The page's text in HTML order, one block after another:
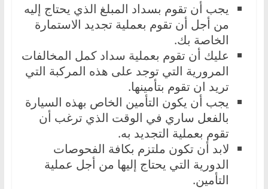
يجب أن تقوم بسداد المبلغ الذي يحتاج إليه
من أجل أن تقوم بعملية تجديد الاستمارة
الخاصة بك.
عليك أن تقوم بعملية سداد كمل المخالفات
المرورية التي توجد على هذه المركبة التي
تريد ان تقوم بتأمينها.
يجب أن يكون التأمين الخاص بهذه السيارة
بالفعل ساري في الوقت الذي ترغب أن
تقوم بعملية التجديد به.
لابد أن تكون ملتزم بكافة الفحوصات
الدورية التي يحتاج إليها من أجل عملية
التأمين.